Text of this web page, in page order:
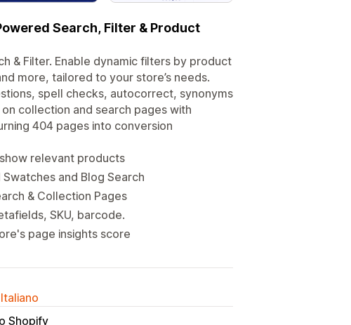
Search, Filter & Product
& Filter. Enable dynamic filters by product
more, tailored to your store’s needs.
spell checks, autocorrect, synonyms
collection and search pages with
404 pages into conversion
relevant products
and Blog Search
& Collection Pages
SKU, barcode.
page insights score
Shopify